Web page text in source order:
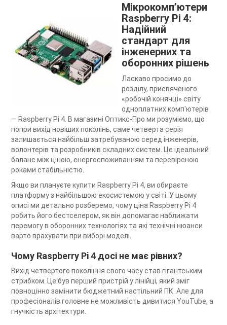
Мікрокомп’ютери
Raspberry Pi 4:
Надійний
стандарт для
інженерних та
оборонних рішень
Ласкаво просимо до
розділу, присвяченого
«робочій конячці» світу
одноплатних комп'ютерів
— Raspberry Pi 4. В магазині Оптикс-Про ми розуміємо, що
попри вихід новіших поколінь, саме четверта серія
залишається найбільш затребуваною серед інженерів,
волонтерів та розробників складних систем. Це ідеальний
баланс між ціною, енергоспоживанням та перевіреною
роками стабільністю.
Якщо ви плануєте купити Raspberry Pi 4, ви обираєте
платформу з найбільшою екосистемою у світі. У цьому
описі ми детально розберемо, чому ціна Raspberry Pi 4
робить його бестселером, як він допомагає наближати
перемогу в оборонних технологіях та які технічні нюанси
варто врахувати при виборі моделі.
Чому Raspberry Pi 4 досі не має рівних?
Вихід четвертого покоління свого часу став гігантським
стрибком. Це був перший пристрій у лінійці, який зміг
повноцінно замінити бюджетний настільний ПК. Але для
професіоналів головне не можливість дивитися YouTube, а
гнучкість архітектури.